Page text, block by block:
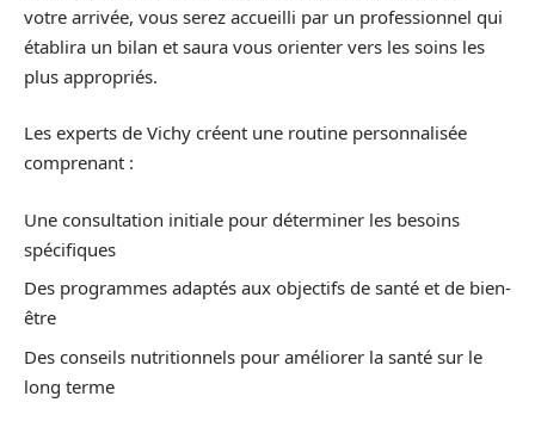
votre arrivée, vous serez accueilli par un professionnel qui
établira un bilan et saura vous orienter vers les soins les
plus appropriés.
Les experts de Vichy créent une routine personnalisée
comprenant :
Une consultation initiale pour déterminer les besoins
spécifiques
Des programmes adaptés aux objectifs de santé et de bien-
être
Des conseils nutritionnels pour améliorer la santé sur le
long terme